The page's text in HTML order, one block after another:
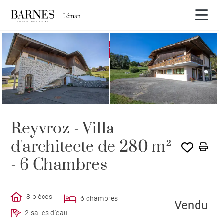
EXCLUSIVITÉ VENDU PAR BARNES
Reyvroz - Villa
d'architecte de 280 m²
- 6 Chambres
8 pièces
6 chambres
2 salles d'eau
Vendu